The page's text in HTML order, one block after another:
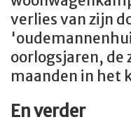
verlies van zijn
oorlogsjaren, de
maanden in het
En verder